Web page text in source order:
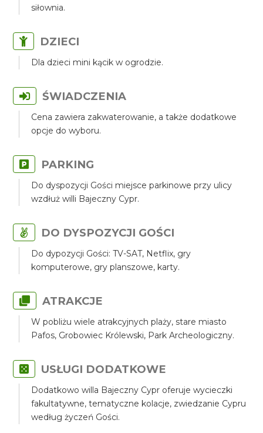
siłownia.
DZIECI
Dla dzieci mini kącik w ogrodzie.
ŚWIADCZENIA
Cena zawiera zakwaterowanie, a także dodatkowe
opcje do wyboru.
PARKING
Do dyspozycji Gości miejsce parkinowe przy ulicy
wzdłuż willi Bajeczny Cypr.
DO DYSPOZYCJI GOŚCI
Do dypozycji Gości: TV-SAT, Netflix, gry
komputerowe, gry planszowe, karty.
ATRAKCJE
W pobliżu wiele atrakcyjnych plaży, stare miasto
Pafos, Grobowiec Królewski, Park Archeologiczny.
USŁUGI DODATKOWE
Dodatkowo willa Bajeczny Cypr oferuje wycieczki
fakultatywne, tematyczne kolacje, zwiedzanie Cypru
według życzeń Gości.